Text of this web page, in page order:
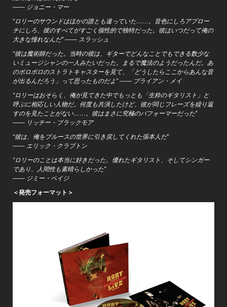
―― ジョニー・マー
“ロリーのサウンドはほかの誰とも違っていた……。音色にしろアプロー
チにしろ、彼のすべてがすごく個性的で独特だった。彼はいつだって俺の
大きな憧れなんだ” ―― スラッシュ
“彼は魔術師だった。当時の彼は、ギターでどんなことでもできる数少な
いミュージシャンの一人みたいだった。まるで魔法のようだったんだ。あ
のボロボロのストラトキャスターを見て、「どうしたらここからあんな音
が出るんだろう」って思ったものだよ” ―― ブライアン・メイ
“ロリーはおそらく、俺が見てきた中でもっとも「生粋のギタリスト」と
呼ぶに相応しい人物だ。何度も共演したけど、彼が同じフレーズを繰り返
すのを見たことがない……。彼はまさに究極のパフォーマーだった”
―― リッチー・ブラックモア
“彼は、俺をブルースの世界に引き戻してくれた張本人だ”
―― エリック・クラプトン
“ロリーのことは本当に好きだった。優れたギタリスト、そしてシンガー
であり、人間性も素晴らしかった”
―― ジミー・ペイジ
＜発売フォーマット＞